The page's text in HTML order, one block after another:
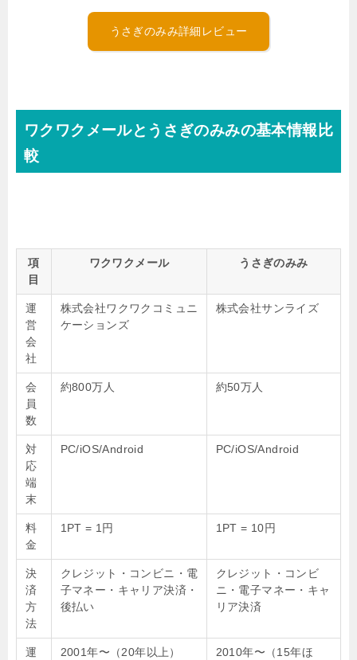
うさぎのみみ詳細レビュー
ワクワクメールとうさぎのみみの基本情報比
較
項
目
ワクワクメール うさぎのみみ
運
営
会
社
株式会社ワクワクコミュニ
ケーションズ
株式会社サンライズ
会
員
数
約800万人 約50万人
対
応
端
末
PC/iOS/Android PC/iOS/Android
料
金
1PT = 1円 1PT = 10円
決
済
方
法
クレジット・コンビニ・電
子マネー・キャリア決済・
後払い
クレジット・コンビ
ニ・電子マネー・キャ
リア決済
運
2001年〜（20年以上）
2010年〜（15年ほ